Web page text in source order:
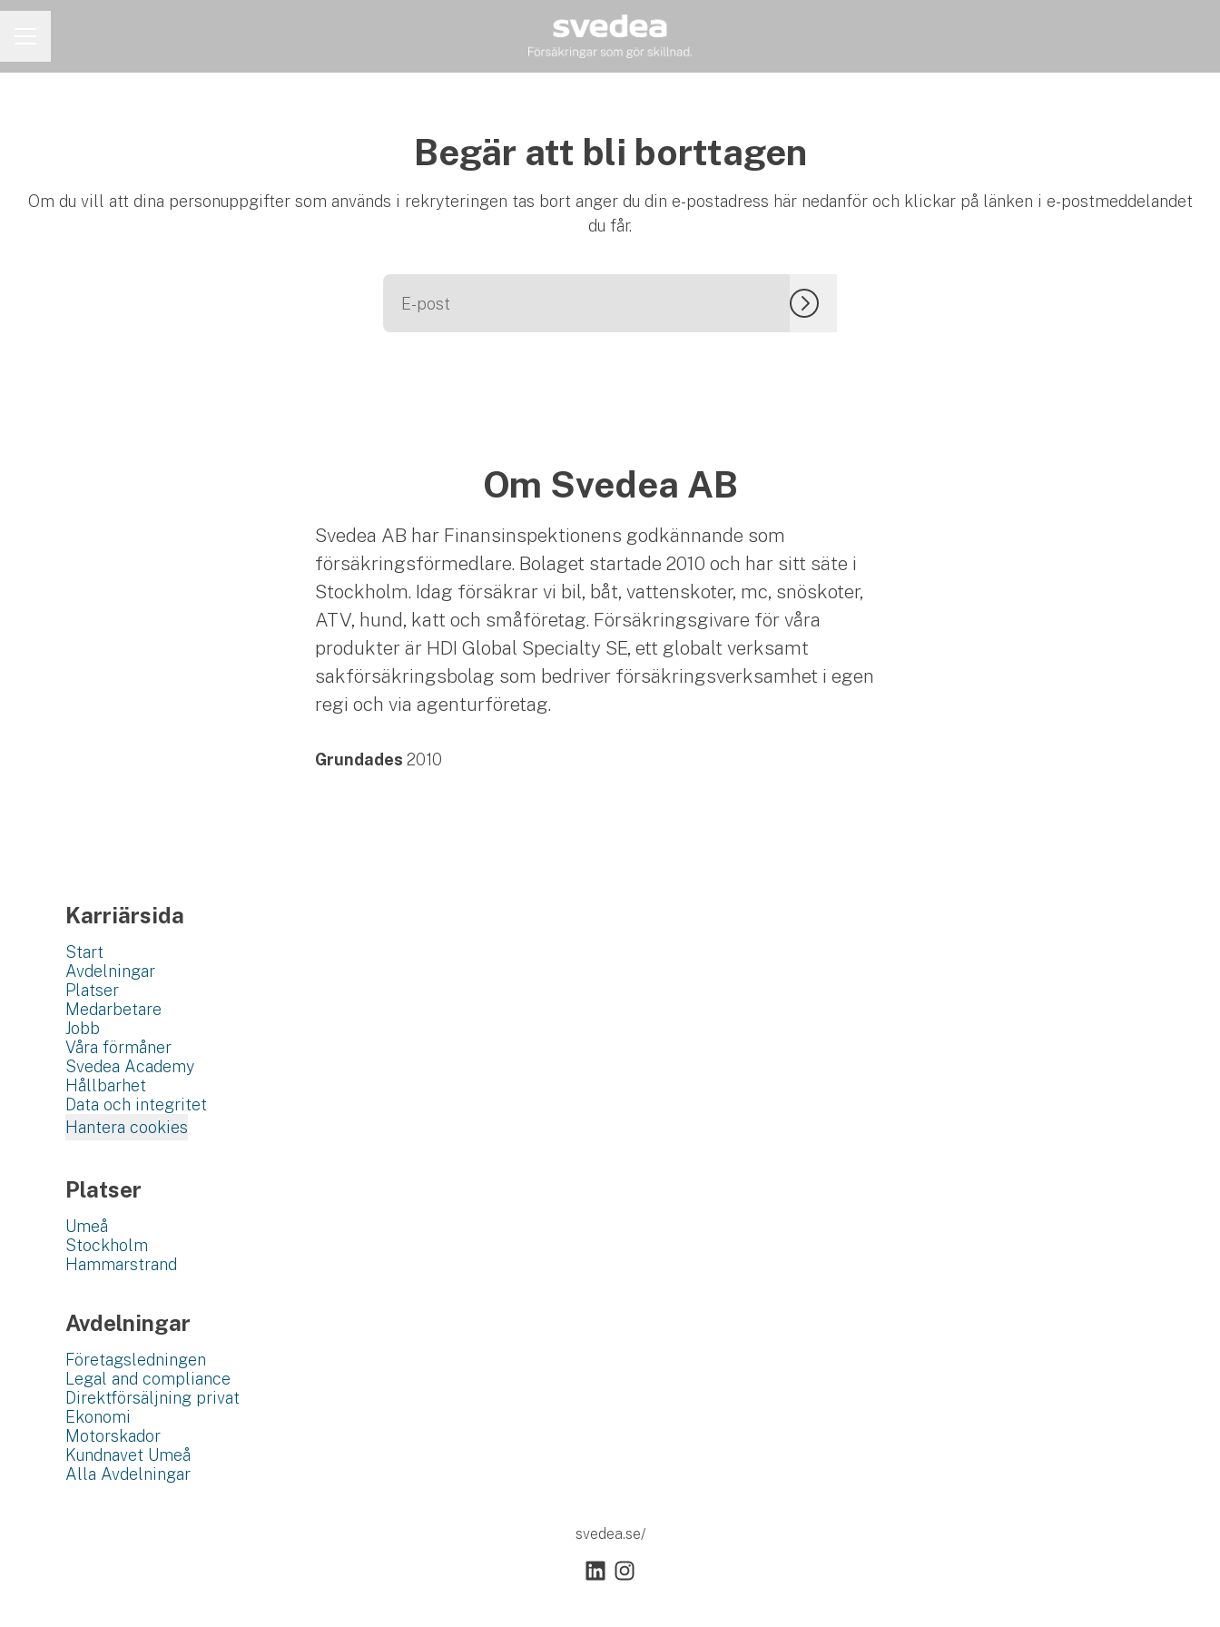
Begär att bli borttagen
Om du vill att dina personuppgifter som används i rekryteringen tas bort anger du din e-postadress här nedanför och klickar på länken i e-postmeddelandet
du får.
Om Svedea AB
Svedea AB har Finansinspektionens godkännande som
försäkringsförmedlare. Bolaget startade 2010 och har sitt säte i
Stockholm. Idag försäkrar vi bil, båt, vattenskoter, mc, snöskoter,
ATV, hund, katt och småföretag. Försäkringsgivare för våra
produkter är HDI Global Specialty SE, ett globalt verksamt
sakförsäkringsbolag som bedriver försäkringsverksamhet i egen
regi och via agenturföretag.
Grundades 2010
Karriärsida
Start
Avdelningar
Platser
Medarbetare
Jobb
Våra förmåner
Svedea Academy
Hållbarhet
Data och integritet
Hantera cookies
Platser
Umeå
Stockholm
Hammarstrand
Avdelningar
Företagsledningen
Legal and compliance
Direktförsäljning privat
Ekonomi
Motorskador
Kundnavet Umeå
Alla Avdelningar
svedea.se/